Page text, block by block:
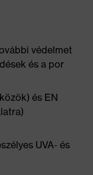
védelmet
és a por
és EN
UVA- és